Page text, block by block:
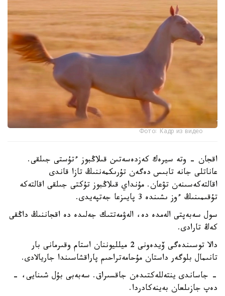
Фото: Кадр из видео
اقجان - وتە سيرەك كەزدەسەتىن قىلاڭبوز ءتۇستى جىلقى.
عاناتلى جانە تابىس دەگەن تۇرىكمەننىڭ تازا قاندى
اقالتەكەسىنەن تۋعان. مۇنداي قىلاڭبوز تۇكتى جىلقى اقالتەكە
تۇقىمىنىڭ ءوز ىشىندە 3 پايىزعا جەتپەيدى.
سول سەبەپتى الەمدە دە، الەۋمەتتىك جەلىدە دە اقجاننىڭ داڭقى
كەڭ تارادى.
دالا توسىندەگى ۆيدەونى 2 ميلليوننان استام وقىرمانى بار
تانىمال بلوگەر داستان مۇحامەتراحىم پاراقشاسىندا جاريالادى.
- جاساندى ينتەللەكتىدەن جاقسىراق. سەبەبى بۇل شىنايى، -
دەپ جازىلعان بەينەكادردا.